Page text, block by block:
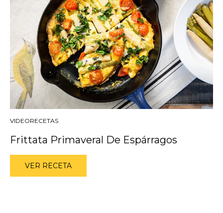
VIDEORECETAS
Frittata Primaveral De Espárragos
VER RECETA